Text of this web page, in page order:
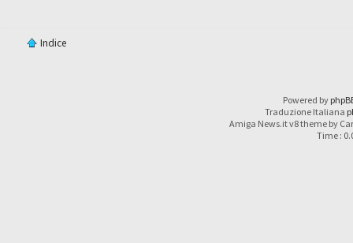
Indice
Powered by
Traduzione Italiana
Amiga News.it v8 theme by
Time :